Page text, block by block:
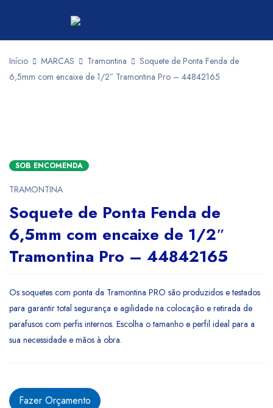
Início MARCAS Tramontina
Soquete de Ponta Fenda de
6,5mm com encaixe de 1/2″ Tramontina Pro – 44842165
SOB ENCOMENDA
TRAMONTINA
Soquete de Ponta Fenda de
6,5mm com encaixe de 1/2″
Tramontina Pro – 44842165
Os soquetes com ponta da Tramontina PRO são produzidos e testados
para garantir total segurança e agilidade na colocação e retirada de
parafusos com perfis internos. Escolha o tamanho e perfil ideal para a
sua necessidade e mãos à obra.
Fazer Orçamento